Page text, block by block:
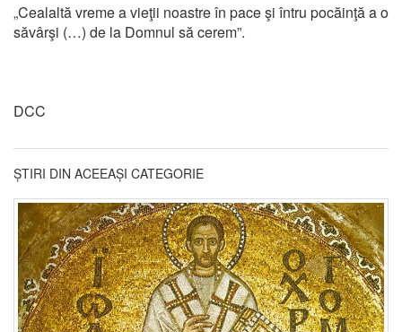
„Cealaltă vreme a vieţii noastre în pace şi întru pocăinţă a o
săvârşi (…) de la Domnul să cerem”.
DCC
ȘTIRI DIN ACEEAȘI CATEGORIE